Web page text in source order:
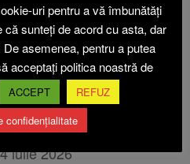
24 iulie 2026
24
14 iulie 2026
iulie 2026
iulie 2026
uri pentru a vă îmbunătăți
că sunteți de acord cu asta, dar
asemenea, pentru a putea
acceptați politica noastră de
ACCEPT
REFUZ
confidențialitate